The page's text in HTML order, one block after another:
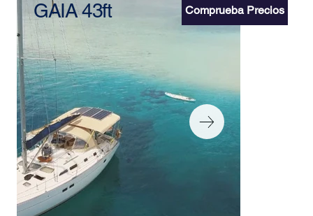
GAIA 43ft Comprueba Precios